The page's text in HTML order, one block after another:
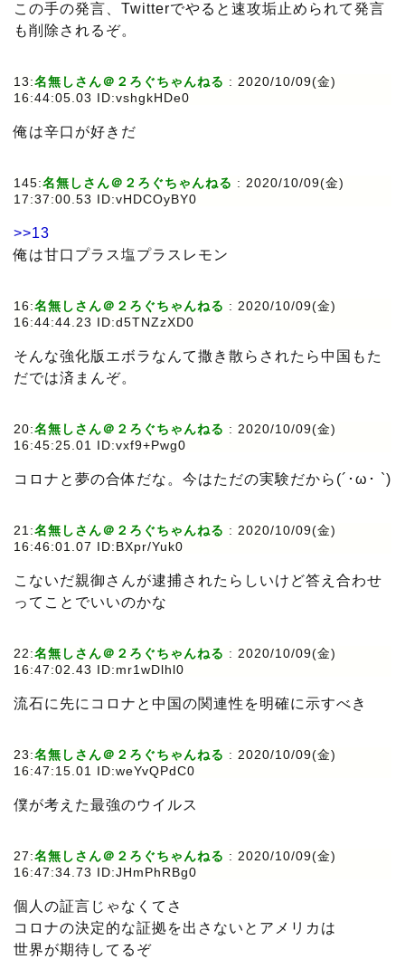
この手の発言、Twitterでやると速攻垢止められて発言
も削除されるぞ。
13:名無しさん＠２ろぐちゃんねる : 2020/10/09(金)
16:44:05.03 ID:vshgkHDe0
俺は辛口が好きだ
145:名無しさん＠２ろぐちゃんねる : 2020/10/09(金)
17:37:00.53 ID:vHDCOyBY0
>>13
俺は甘口プラス塩プラスレモン
16:名無しさん＠２ろぐちゃんねる : 2020/10/09(金)
16:44:44.23 ID:d5TNZzXD0
そんな強化版エボラなんて撒き散らされたら中国もた
だでは済まんぞ。
20:名無しさん＠２ろぐちゃんねる : 2020/10/09(金)
16:45:25.01 ID:vxf9+Pwg0
コロナと夢の合体だな。今はただの実験だから(´･ω･ `)
21:名無しさん＠２ろぐちゃんねる : 2020/10/09(金)
16:46:01.07 ID:BXpr/Yuk0
こないだ親御さんが逮捕されたらしいけど答え合わせ
ってことでいいのかな
22:名無しさん＠２ろぐちゃんねる : 2020/10/09(金)
16:47:02.43 ID:mr1wDlhl0
流石に先にコロナと中国の関連性を明確に示すべき
23:名無しさん＠２ろぐちゃんねる : 2020/10/09(金)
16:47:15.01 ID:weYvQPdC0
僕が考えた最強のウイルス
27:名無しさん＠２ろぐちゃんねる : 2020/10/09(金)
16:47:34.73 ID:JHmPhRBg0
個人の証言じゃなくてさ
コロナの決定的な証拠を出さないとアメリカは
世界が期待してるぞ